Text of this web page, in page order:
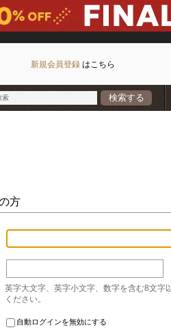
新規会員登録 はこちら
検索する
り
グ
(一緒に買うと送料無料)
方
英字大文字、英字小文字、数字を含む8文字
ください。
自動ログインを無効にする